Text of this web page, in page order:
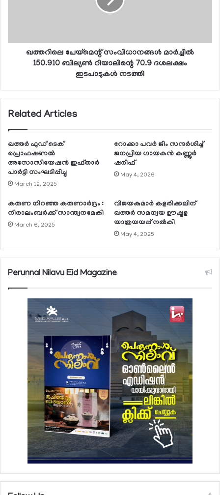
ഖത്തറിലെ പേയ്മെന്റ് സംവിധാനങ്ങള്‍ മാര്‍ച്ചില്‍
150.910 ബില്യണ്‍ റിയാലിന്റെ 70.9 ദശലക്ഷം
ഇടപാടുകള്‍ നടത്തി
Related Articles
ഖത്തര്‍ ഫുഡ് ടെക്
പ്രൊഫഷണല്‍
അസോസിയേഷന്‍ ഇഫ്താര്‍
പാര്‍ട്ടി സംഘടിപ്പിച്ചു
March 12, 2025
റോക്കാ പവര്‍ ജിം സന്ദര്‍ശിച്ച്
ജനപ്രിയ ഗായകന്‍ കണ്ണൂര്‍
ഷരീഫ്
May 4, 2026
കരുണ നിറഞ്ഞ കരുണാര്‍ദ്രം :
നിരാലംബര്‍ക്ക് സാന്ത്വനമേകി
March 6, 2025
വിജയകുമാര്‍ കളരിക്കലിന്
ഖത്തര്‍ സമന്വയ ഊഷ്മള
യാത്രയയപ്പ് നല്‍കി
May 4, 2025
Perunnal Nilavu Eid Magazine